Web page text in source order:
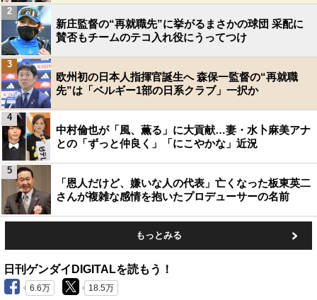
新庄監督の“再就職先”に挙がるまさかの球団 采配に
賛否もチームのテコ入れ役にうってつけ
2
欧州初の日本人指揮官誕生へ 森保一監督の“再就職
先”は「ベルギー1部の日系クラブ」一択か
3
中村倫也が「風、薫る」に大貢献…妻・水卜麻美アナ
との「ずっと仲良く」「にこやかな」近況
4
「恩人だけど、嫌いな人の代表」亡くなった板東英二
さんが複雑な感情を抱いたプロデューサーの名前
5
もっとみる
日刊ゲンダイDIGITALを読もう！
6.6万 18.5万